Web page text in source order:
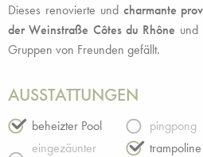
Dieses renovierte und charmante
der Weinstraße Côtes du Rhône und
Gruppen von Freunden gefällt.
AUSSTATTUNGEN
beheizter Pool
eingezäunter
pingpong
trampoline